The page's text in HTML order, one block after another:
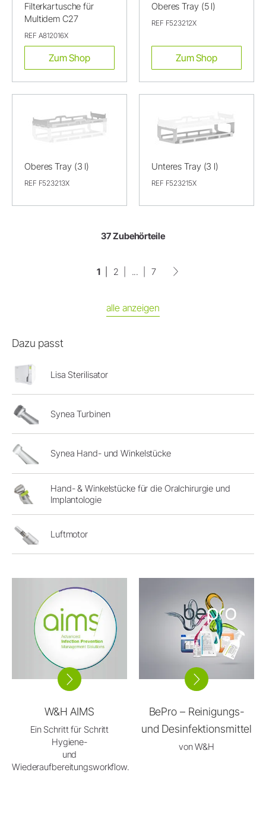
Filterkartusche für
Multidem C27
REF A812016X
Zum Shop
Oberes Tray (5 l)
REF F523212X
Zum Shop
Oberes Tray (3 l)
REF F523213X
Unteres Tray (3 l)
REF F523215X
37 Zubehörteile
1 2 ... 7
alle anzeigen
Dazu passt
Lisa Sterilisator
Synea Turbinen
Synea Hand- und Winkelstücke
Hand- & Winkelstücke für die Oralchirurgie und
Implantologie
Luftmotor
W&H AIMS
Ein Schritt für Schritt
Hygiene-
und
Wiederaufbereitungsworkflow.
BePro – Reinigungs-
und Desinfektionsmittel
von W&H